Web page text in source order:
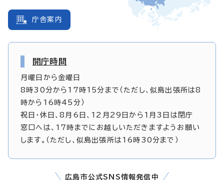
庁舎案内
開庁時間
月曜日から金曜日
8時30分から17時15分まで（ただし、似島出張所は8
時から16時45分）
祝日・休日、8月6日、12月29日から1月3日は閉庁
窓口へは、17時までにお越しいただきますようお願い
します。（ただし、似島出張所は16時30分まで）
広島市公式SNS情報発信中